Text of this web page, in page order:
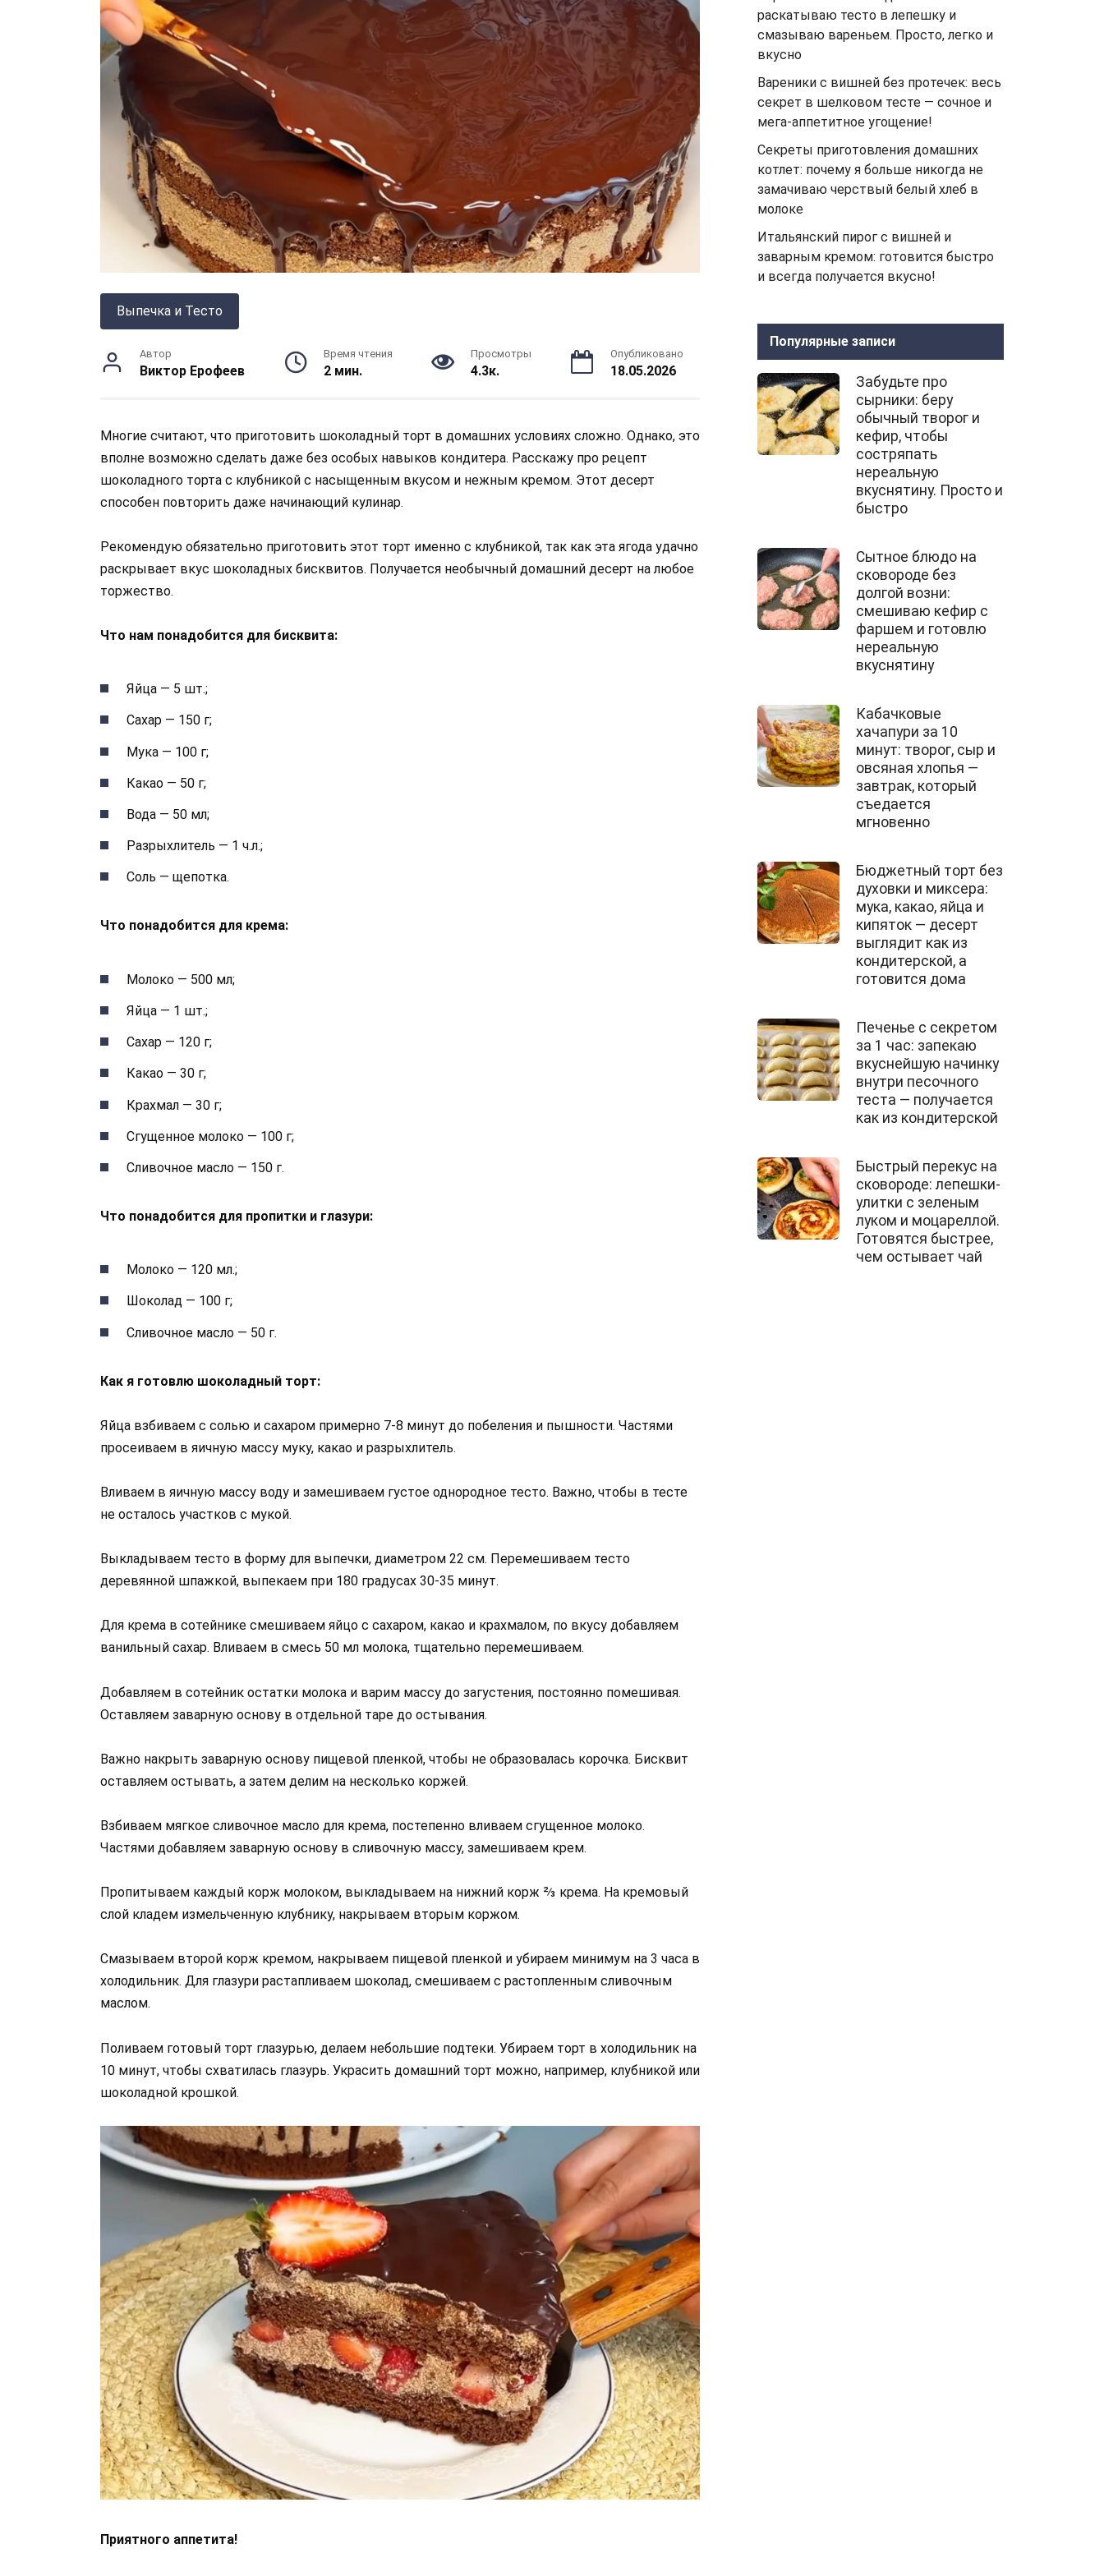
Выпечка и Тесто
Автор
Виктор Ерофеев
Время чтения
2 мин.
Просмотры
4.3к.
Опубликовано
18.05.2026
Многие считают, что приготовить шоколадный торт в домашних условиях сложно. Однако, это
вполне возможно сделать даже без особых навыков кондитера. Расскажу про рецепт
шоколадного торта с клубникой с насыщенным вкусом и нежным кремом. Этот десерт
способен повторить даже начинающий кулинар.
Рекомендую обязательно приготовить этот торт именно с клубникой, так как эта ягода удачно
раскрывает вкус шоколадных бисквитов. Получается необычный домашний десерт на любое
торжество.
Что нам понадобится для бисквита:
Яйца — 5 шт.;
Сахар — 150 г;
Мука — 100 г;
Какао — 50 г;
Вода — 50 мл;
Разрыхлитель — 1 ч.л.;
Соль — щепотка.
Что понадобится для крема:
Молоко — 500 мл;
Яйца — 1 шт.;
Сахар — 120 г;
Какао — 30 г;
Крахмал — 30 г;
Сгущенное молоко — 100 г;
Сливочное масло — 150 г.
Что понадобится для пропитки и глазури:
Молоко — 120 мл.;
Шоколад — 100 г;
Сливочное масло — 50 г.
Как я готовлю шоколадный торт:
Яйца взбиваем с солью и сахаром примерно 7-8 минут до побеления и пышности. Частями
просеиваем в яичную массу муку, какао и разрыхлитель.
Вливаем в яичную массу воду и замешиваем густое однородное тесто. Важно, чтобы в тесте
не осталось участков с мукой.
Выкладываем тесто в форму для выпечки, диаметром 22 см. Перемешиваем тесто
деревянной шпажкой, выпекаем при 180 градусах 30-35 минут.
Для крема в сотейнике смешиваем яйцо с сахаром, какао и крахмалом, по вкусу добавляем
ванильный сахар. Вливаем в смесь 50 мл молока, тщательно перемешиваем.
Добавляем в сотейник остатки молока и варим массу до загустения, постоянно помешивая.
Оставляем заварную основу в отдельной таре до остывания.
Важно накрыть заварную основу пищевой пленкой, чтобы не образовалась корочка. Бисквит
оставляем остывать, а затем делим на несколько коржей.
Взбиваем мягкое сливочное масло для крема, постепенно вливаем сгущенное молоко.
Частями добавляем заварную основу в сливочную массу, замешиваем крем.
Пропитываем каждый корж молоком, выкладываем на нижний корж ⅔ крема. На кремовый
слой кладем измельченную клубнику, накрываем вторым коржом.
Смазываем второй корж кремом, накрываем пищевой пленкой и убираем минимум на 3 часа в
холодильник. Для глазури растапливаем шоколад, смешиваем с растопленным сливочным
маслом.
Поливаем готовый торт глазурью, делаем небольшие подтеки. Убираем торт в холодильник на
10 минут, чтобы схватилась глазурь. Украсить домашний торт можно, например, клубникой или
шоколадной крошкой.
Приятного аппетита!
раскатываю тесто в лепешку и
смазываю вареньем. Просто, легко и
вкусно
Вареники с вишней без протечек: весь
секрет в шелковом тесте — сочное и
мега-аппетитное угощение!
Секреты приготовления домашних
котлет: почему я больше никогда не
замачиваю черствый белый хлеб в
молоке
Итальянский пирог с вишней и
заварным кремом: готовится быстро
и всегда получается вкусно!
Популярные записи
Забудьте про
сырники: беру
обычный творог и
кефир, чтобы
состряпать
нереальную
вкуснятину. Просто и
быстро
Сытное блюдо на
сковороде без
долгой возни:
смешиваю кефир с
фаршем и готовлю
нереальную
вкуснятину
Кабачковые
хачапури за 10
минут: творог, сыр и
овсяная хлопья —
завтрак, который
съедается
мгновенно
Бюджетный торт без
духовки и миксера:
мука, какао, яйца и
кипяток — десерт
выглядит как из
кондитерской, а
готовится дома
Печенье с секретом
за 1 час: запекаю
вкуснейшую начинку
внутри песочного
теста — получается
как из кондитерской
Быстрый перекус на
сковороде: лепешки-
улитки с зеленым
луком и моцареллой.
Готовятся быстрее,
чем остывает чай